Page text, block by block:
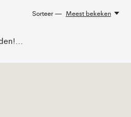
Sorteer — Meest bekeken